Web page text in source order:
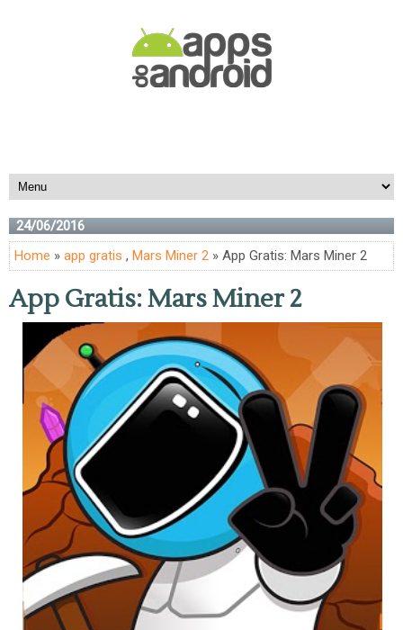
24/06/2016
Home » app gratis , Mars Miner 2 » App Gratis: Mars Miner 2
App Gratis: Mars Miner 2